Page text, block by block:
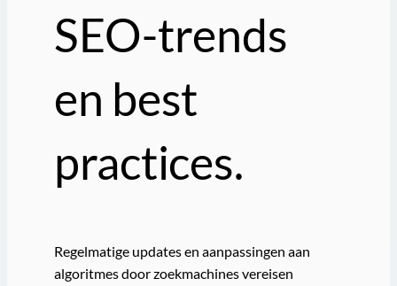
SEO-trends
en best
practices.
Regelmatige updates en aanpassingen aan
algoritmes door zoekmachines vereisen